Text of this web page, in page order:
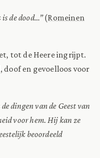
de dood…”(Romeinen
tot de Heere ingrijpt.
doof en gevoelloos voor
dingen van de Geest van
voor hem. Hij kan ze
beoordeeld